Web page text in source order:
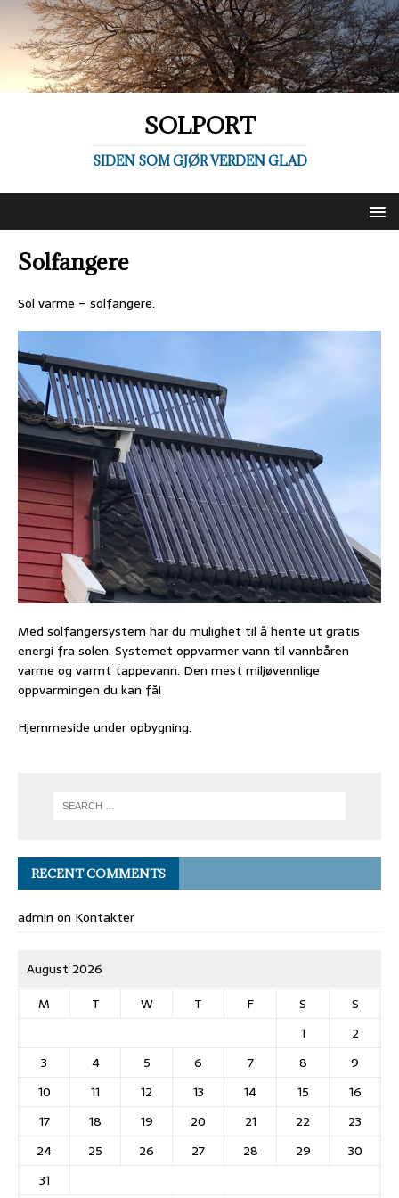
SOLPORT
SIDEN SOM GJØR VERDEN GLAD
Solfangere
Sol varme – solfangere.
Med solfangersystem har du mulighet til å hente ut gratis
energi fra solen. Systemet oppvarmer vann til vannbåren
varme og varmt tappevann. Den mest miljøvennlige
oppvarmingen du kan få!
Hjemmeside under opbygning.
RECENT COMMENTS
admin on Kontakter
August 2026
M
T W T F S
S
1
2
3
4 5 6 7 8
9
10
11 12 13 14 15
16
17
18 19 20 21 22
23
24
25 26 27 28 29
30
31